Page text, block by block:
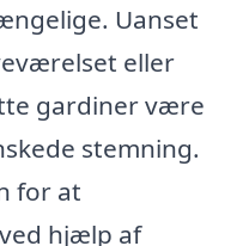
Uanset
eller
gardiner være
stemning.
for at
hjælp af